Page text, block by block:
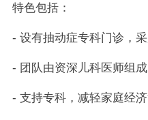
特色包括：
- 设有抽动症专科门诊，采
- 团队由资深儿科医师组
- 支持专科，减轻家庭经济